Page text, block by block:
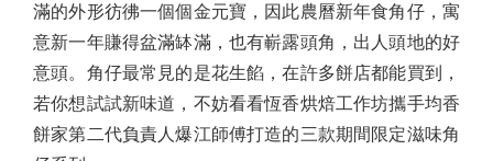
滿的外形彷彿一個個金元寶，因此農曆新年食角仔，寓
意新一年賺得盆滿缽滿，也有嶄露頭角，出人頭地的好
意頭。角仔最常見的是花生餡，在許多餅店都能買到，
若你想試試新味道，不妨看看恆香烘焙工作坊攜手均香
餅家第二代負責人爆江師傅打造的三款期間限定滋味角